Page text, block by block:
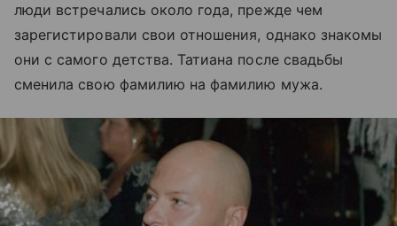
люди встречались около года, прежде чем
зарегистировали свои отношения, однако знакомы
они с самого детства. Татиана после свадьбы
сменила свою фамилию на фамилию мужа.